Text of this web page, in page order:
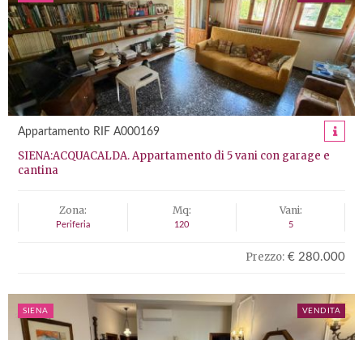
Appartamento RIF A000169
SIENA:ACQUACALDA. Appartamento di 5 vani con garage e
cantina
Zona:
Periferia
Mq:
120
Vani:
5
Prezzo: € 280.000
SIENA VENDITA